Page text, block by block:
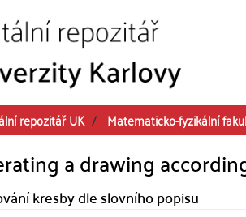
repozitář UK Matematicko-fyzikální
a drawing
kresby dle slovního popisu